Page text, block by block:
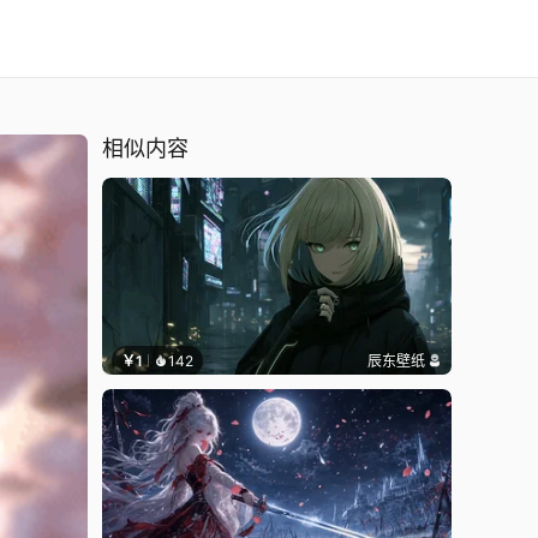
相似内容
￥1 142 辰东壁纸